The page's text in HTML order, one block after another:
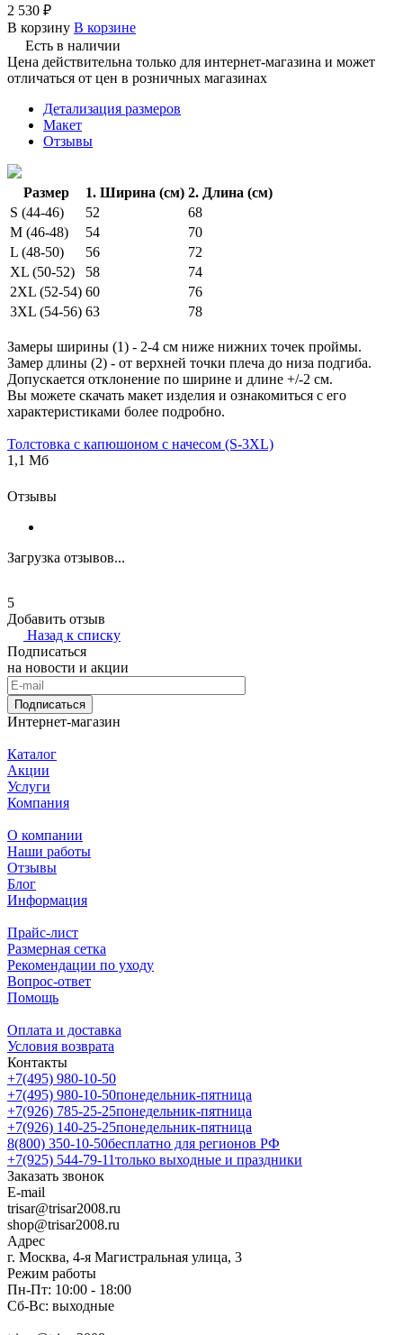
2 530 ₽
В корзину В корзине
Есть в наличии
Цена действительна только для интернет-магазина и может
отличаться от цен в розничных магазинах
Детализация размеров
Макет
Отзывы
Размер 1. Ширина (см) 2. Длина (см)
S (44-46)
52
68
M (46-48)
54
70
L (48-50)
56
72
XL (50-52)
58
74
2XL (52-54) 60
76
3XL (54-56) 63 78
Замеры ширины (1) - 2-4 см ниже нижних точек проймы.
Замер длины (2) - от верхней точки плеча до низа подгиба.
Допускается отклонение по ширине и длине +/-2 см.
Вы можете скачать макет изделия и ознакомиться с его
характеристиками более подробно.
Толстовка с капюшоном с начесом (S-3XL)
1,1 Мб
Отзывы
Загрузка отзывов...
5
Добавить отзыв
Назад к списку
Подписаться
на новости и акции
Подписаться
Интернет-магазин
Каталог
Акции
Услуги
Компания
О компании
Наши работы
Отзывы
Блог
Информация
Прайс-лист
Размерная сетка
Рекомендации по уходу
Вопрос-ответ
Помощь
Оплата и доставка
Условия возврата
Контакты
+7(495) 980-10-50
+7(495) 980-10-50понедельник-пятница
+7(926) 785-25-25понедельник-пятница
+7(926) 140-25-25понедельник-пятница
8(800) 350-10-50бесплатно для регионов РФ
+7(925) 544-79-11только выходные и праздники
Заказать звонок
E-mail
trisar@trisar2008.ru
shop@trisar2008.ru
Адрес
г. Москва, 4-я Магистральная улица, 3
Режим работы
Пн-Пт: 10:00 - 18:00
Сб-Вс: выходные